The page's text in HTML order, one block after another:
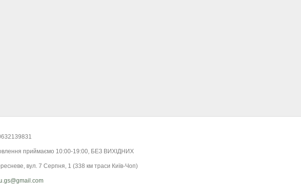
приймаємо 10:00-19:00, БЕЗ ВИХІДНИХ
вул. 7 Серпня, 1 (338 км траси Київ-Чоп)